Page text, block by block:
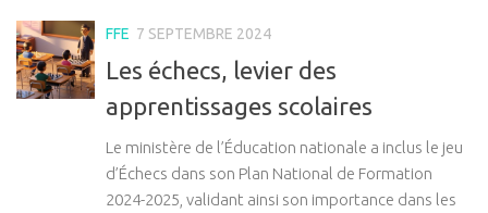
FFE 7 SEPTEMBRE 2024
Les échecs, levier des
apprentissages scolaires
Le ministère de l’Éducation nationale a inclus le jeu
d’Échecs dans son Plan National de Formation
2024-2025, validant ainsi son importance dans les